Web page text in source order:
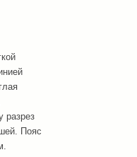
разрез
Пояс